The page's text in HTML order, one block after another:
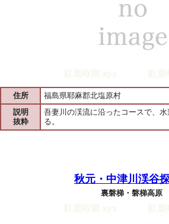
住所
福島県耶麻郡北塩原村
説明
抜粋
吾妻川の渓流に沿ったコースで、
る。
秋元・中津川渓谷
裏磐梯・磐梯高原